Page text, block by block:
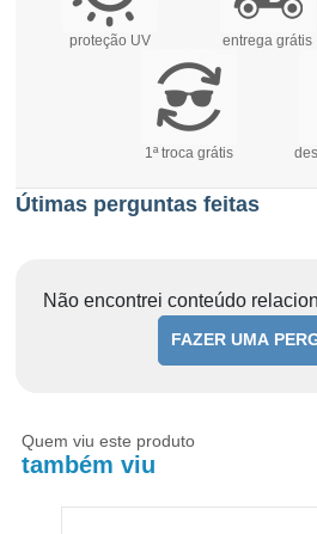
proteção UV entrega grátis
1ª troca grátis
Útimas perguntas feitas
Não encontrei conteúdo
FAZER UMA
Quem viu este produto
também viu